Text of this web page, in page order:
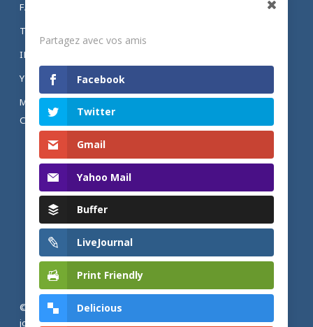
FACEBOOK
TWITTER
INSTAGRAM
YOUTUBE
MENTIONS LÉGALES ET POLITIQUE DE
CONFIDENTIALITÉ
© 2026 Actualités adventistes. Église adventiste du septième
jour de France métropolitaine, de Belgique et du Luxembourg.
Partagez avec vos amis
Facebook
Twitter
Gmail
Yahoo Mail
Buffer
LiveJournal
Print Friendly
Delicious